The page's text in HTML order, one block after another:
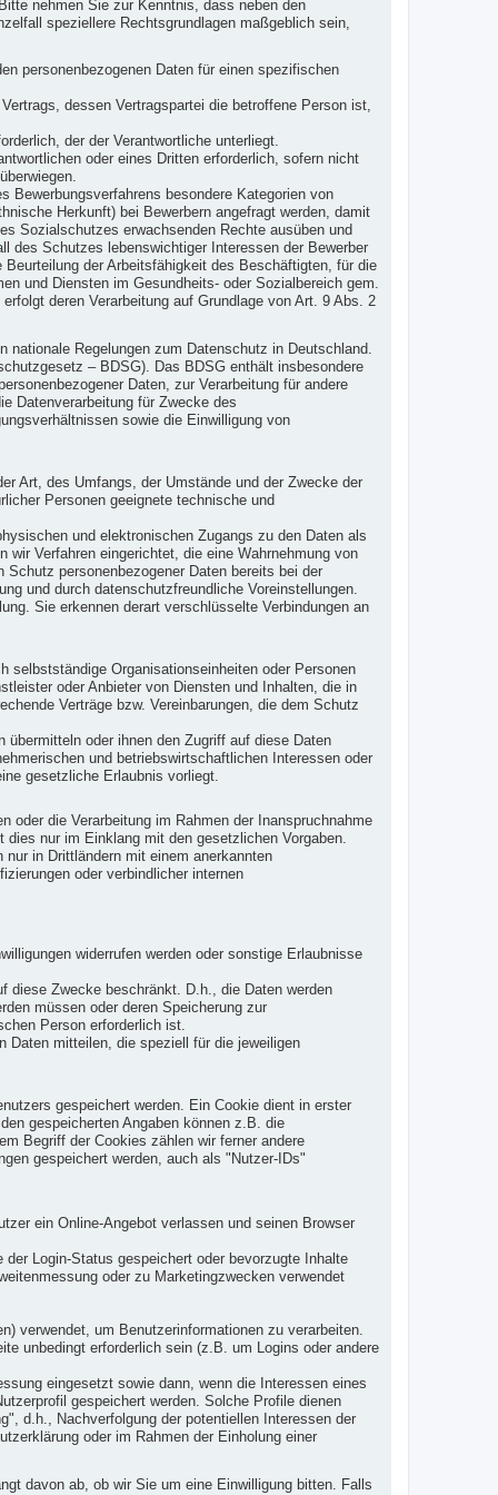
nehmen Sie zur Kenntnis, dass neben den
speziellere Rechtsgrundlagen maßgeblich sein,
personenbezogenen Daten für einen spezifischen
dessen Vertragspartei die betroffene Person ist,
der der Verantwortliche unterliegt.
oder eines Dritten erforderlich, sofern nicht
Bewerbungsverfahrens besondere Kategorien von
Herkunft) bei Bewerbern angefragt werden, damit
Sozialschutzes erwachsenden Rechte ausüben und
des Schutzes lebenswichtiger Interessen der Bewerber
der Arbeitsfähigkeit des Beschäftigten, für die
und Diensten im Gesundheits- oder Sozialbereich gem.
deren Verarbeitung auf Grundlage von Art. 9 Abs. 2
nationale Regelungen zum Datenschutz in Deutschland.
– BDSG). Das BDSG enthält insbesondere
Daten, zur Verarbeitung für andere
Datenverarbeitung für Zwecke des
sowie die Einwilligung von
Art, des Umfangs, der Umstände und der Zwecke der
Personen geeignete technische und
und elektronischen Zugangs zu den Daten als
wir Verfahren eingerichtet, die eine Wahrnehmung von
personenbezogener Daten bereits bei der
und durch datenschutzfreundliche Voreinstellungen.
Sie erkennen derart verschlüsselte Verbindungen an
selbstständige Organisationseinheiten oder Personen
oder Anbieter von Diensten und Inhalten, die in
Verträge bzw. Vereinbarungen, die dem Schutz
übermitteln oder ihnen den Zugriff auf diese Daten
und betriebswirtschaftlichen Interessen oder
gesetzliche Erlaubnis vorliegt.
oder die Verarbeitung im Rahmen der Inanspruchnahme
nur im Einklang mit den gesetzlichen Vorgaben.
in Drittländern mit einem anerkannten
oder verbindlicher internen
widerrufen werden oder sonstige Erlaubnisse
diese Zwecke beschränkt. D.h., die Daten werden
müssen oder deren Speicherung zur
Person erforderlich ist.
Daten mitteilen, die speziell für die jeweiligen
gespeichert werden. Ein Cookie dient in erster
gespeicherten Angaben können z.B. die
Begriff der Cookies zählen wir ferner andere
gespeichert werden, auch als "Nutzer-IDs"
ein Online-Angebot verlassen und seinen Browser
Login-Status gespeichert oder bevorzugte Inhalte
oder zu Marketingzwecken verwendet
verwendet, um Benutzerinformationen zu verarbeiten.
unbedingt erforderlich sein (z.B. um Logins oder andere
eingesetzt sowie dann, wenn die Interessen eines
gespeichert werden. Solche Profile dienen
d.h., Nachverfolgung der potentiellen Interessen der
oder im Rahmen der Einholung einer
davon ab, ob wir Sie um eine Einwilligung bitten. Falls